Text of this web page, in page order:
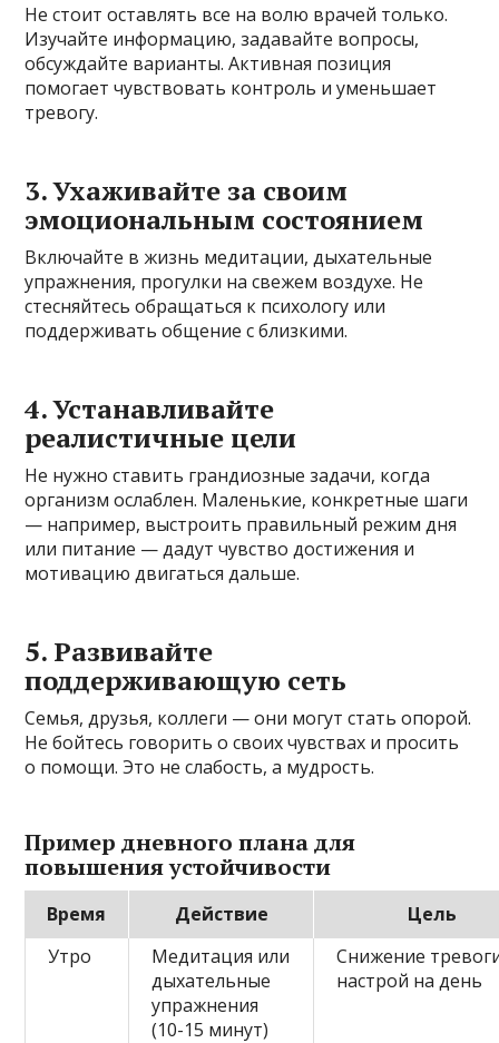
Не стоит оставлять все на волю врачей только.
Изучайте информацию, задавайте вопросы,
обсуждайте варианты. Активная позиция
помогает чувствовать контроль и уменьшает
тревогу.
3. Ухаживайте за своим
эмоциональным состоянием
Включайте в жизнь медитации, дыхательные
упражнения, прогулки на свежем воздухе. Не
стесняйтесь обращаться к психологу или
поддерживать общение с близкими.
4. Устанавливайте
реалистичные цели
Не нужно ставить грандиозные задачи, когда
организм ослаблен. Маленькие, конкретные шаги
— например, выстроить правильный режим дня
или питание — дадут чувство достижения и
мотивацию двигаться дальше.
5. Развивайте
поддерживающую сеть
Семья, друзья, коллеги — они могут стать опорой.
Не бойтесь говорить о своих чувствах и просить
о помощи. Это не слабость, а мудрость.
Пример дневного плана для
повышения устойчивости
Время Действие
Цель
Утро
Медитация или
дыхательные
упражнения
(10-15 минут)
Снижение
настрой на день